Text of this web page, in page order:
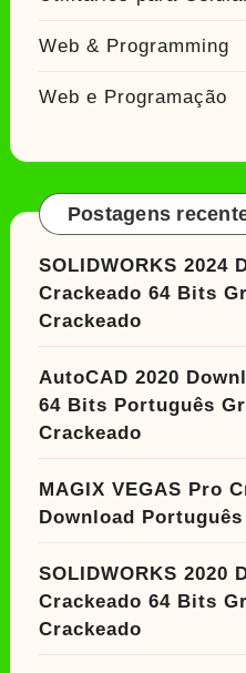
Web & Programming
Web e Programação
Postagens
SOLIDWORKS 2024
Crackeado 64 Bits
Crackeado
AutoCAD 2020
64 Bits Português
Crackeado
MAGIX VEGAS Pro
Download Português
SOLIDWORKS 2020
Crackeado 64 Bits
Crackeado